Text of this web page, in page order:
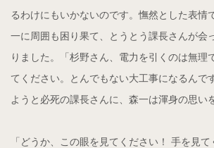
るわけにもいかないのです。憮然とした表情
一に周囲も困り果て、とうとう課長さんが会
りました。「杉野さん、電力を引くのは無理
てください。とんでもない大工事になるんで
ようと必死の課長さんに、森一は渾身の思い
「どうか、この眼を見てください！ 手を見